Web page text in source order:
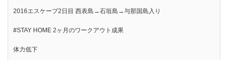
2016エスケープ2日目 西表島→石垣島→与那国島入り
#STAY HOME 2ヶ月のワークアウト成果
体力低下